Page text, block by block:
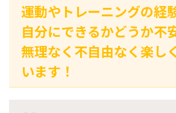
運動やトレーニングの経
自分にできるかどうか不
無理なく不自由なく楽し
います！